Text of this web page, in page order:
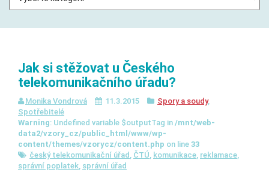
Jak si stěžovat u Českého
telekomunikačního úřadu?
Monika Vondrová 11.3.2015 Spory a soudy,
Spotřebitelé
Warning: Undefined variable $outputTag in /mnt/web-
data2/vzory_cz/public_html/www/wp-
content/themes/vzorycz/content.php on line 33
český telekomunikační úřad , ČTÚ, komunikace, reklamace,
správní poplatek, správní úřad